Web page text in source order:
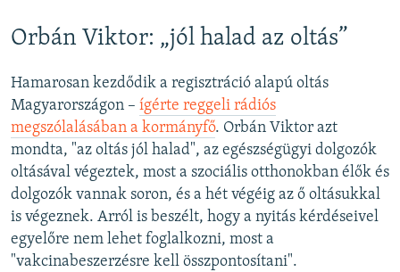
720p 1080p
360p
1080p
Orbán Viktor: „jól halad az oltás”
Hamarosan kezdődik a regisztráció alapú oltás
Magyarországon – ígérte reggeli rádiós
megszólalásában a kormányfő. Orbán Viktor azt
mondta, "az oltás jól halad", az egészségügyi dolgozók
oltásával végeztek, most a szociális otthonokban élők és
dolgozók vannak soron, és a hét végéig az ő oltásukkal
is végeznek. Arról is beszélt, hogy a nyitás kérdéseivel
egyelőre nem lehet foglalkozni, most a
"vakcinabeszerzésre kell összpontosítani".